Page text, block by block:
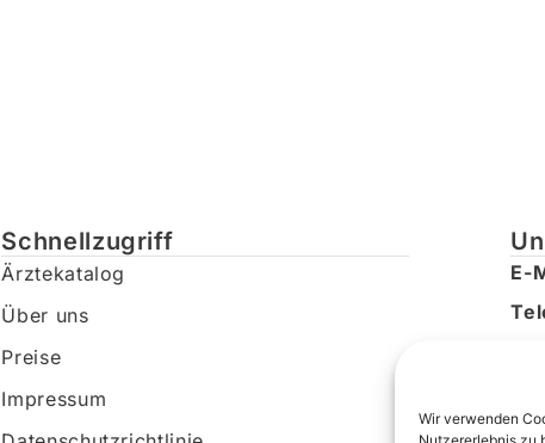
Wir verwenden
Schnellzugriff
Ärztekatalog
Über uns
Preise
Impressum
E-